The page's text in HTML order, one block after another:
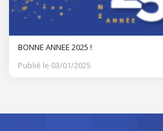
BONNE ANNEE 2025 !
Publié le 03/01/2025